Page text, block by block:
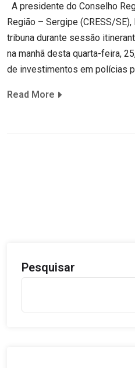
A presidente do Conselho
Região – Sergipe (CRESS/
tribuna durante sessão
na manhã desta quarta-feira,
de investimentos em polícias
Read More
Pesquisar